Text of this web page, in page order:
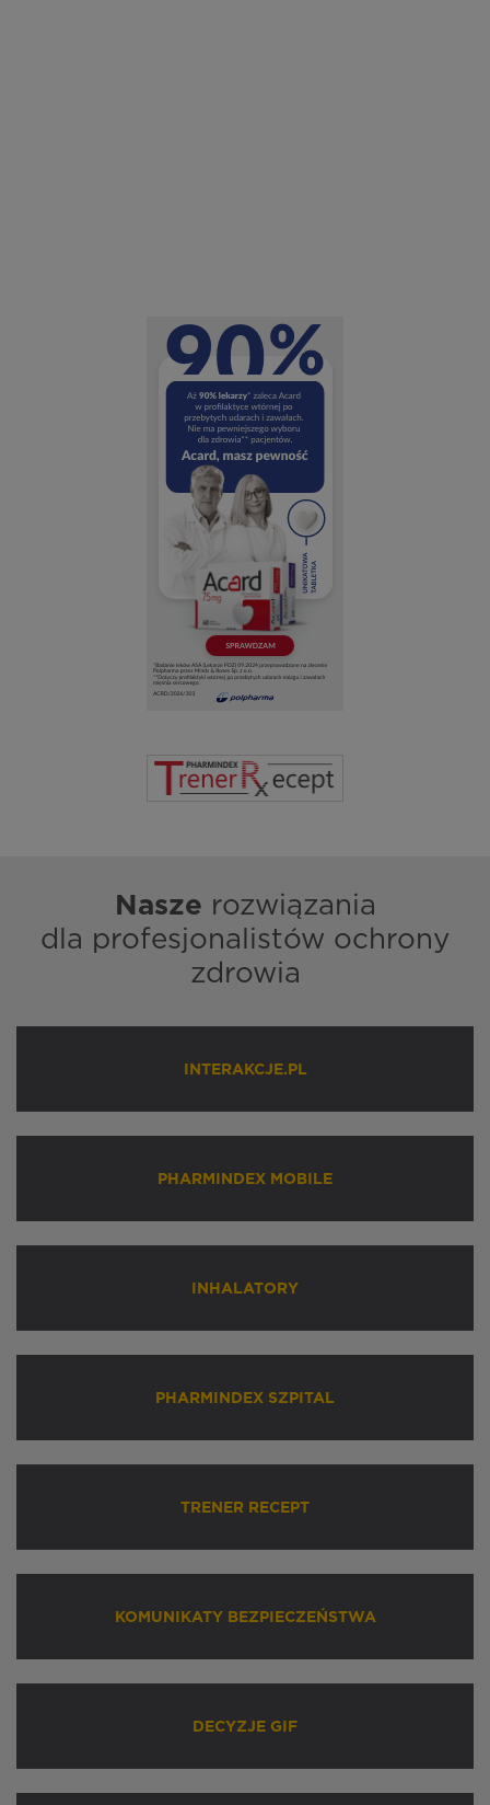
Nasze rozwiązania
dla profesjonalistów ochrony
zdrowia
INTERAKCJE.PL
PHARMINDEX MOBILE
INHALATORY
PHARMINDEX SZPITAL
TRENER RECEPT
KOMUNIKATY BEZPIECZEŃSTWA
DECYZJE GIF